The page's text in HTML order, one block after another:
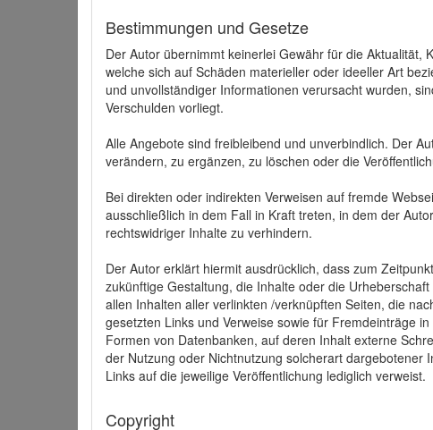
Bestimmungen und Gesetze
Der Autor übernimmt keinerlei Gewähr für die Aktualität,
welche sich auf Schäden materieller oder ideeller Art
und unvollständiger Informationen verursacht wurden,
Verschulden vorliegt.
Alle Angebote sind freibleibend und unverbindlich. Der
verändern, zu ergänzen, zu löschen oder die
Bei direkten oder indirekten Verweisen auf fremde
ausschließlich in dem Fall in Kraft treten, in dem der
rechtswidriger Inhalte zu verhindern.
Der Autor erklärt hiermit ausdrücklich, dass zum
zukünftige Gestaltung, die Inhalte oder die
allen Inhalten aller verlinkten /verknüpften Seiten, die
gesetzten Links und Verweise sowie für Fremdeinträge
Formen von Datenbanken, auf deren Inhalt externe
der Nutzung oder Nichtnutzung solcherart
Links auf die jeweilige Veröffentlichung lediglich verweist.
Copyright